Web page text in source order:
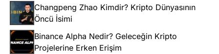
Changpeng Zhao Kimdir? Kripto Dünyasının
Öncü İsimi
Binance Alpha Nedir? Geleceğin Kripto
Projelerine Erken Erişim